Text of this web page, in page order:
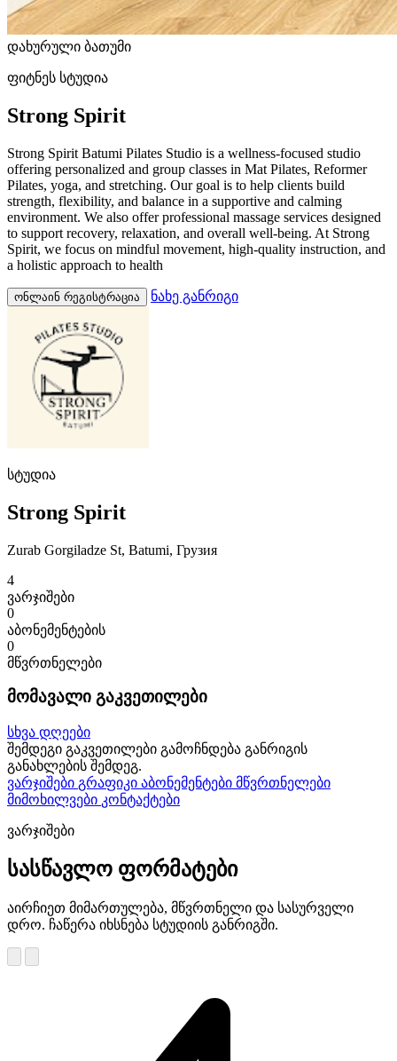
დახურული ბათუმი
ფიტნეს სტუდია
Strong Spirit
Strong Spirit Batumi Pilates Studio is a wellness-focused studio
offering personalized and group classes in Mat Pilates, Reformer
Pilates, yoga, and stretching. Our goal is to help clients build
strength, flexibility, and balance in a supportive and calming
environment. We also offer professional massage services designed
to support recovery, relaxation, and overall well-being. At Strong
Spirit, we focus on mindful movement, high-quality instruction, and
a holistic approach to health
ონლაინ რეგისტრაცია ნახე განრიგი
სტუდია
Strong Spirit
Zurab Gorgiladze St, Batumi, Грузия
4
ვარჯიშები
0
აბონემენტების
0
მწვრთნელები
მომავალი გაკვეთილები
სხვა დღეები
შემდეგი გაკვეთილები გამოჩნდება განრიგის
განახლების შემდეგ.
ვარჯიშები გრაფიკი აბონემენტები მწვრთნელები
მიმოხილვები კონტაქტები
ვარჯიშები
სასწავლო ფორმატები
აირჩიეთ მიმართულება, მწვრთნელი და სასურველი
დრო. ჩაწერა იხსნება სტუდიის განრიგში.